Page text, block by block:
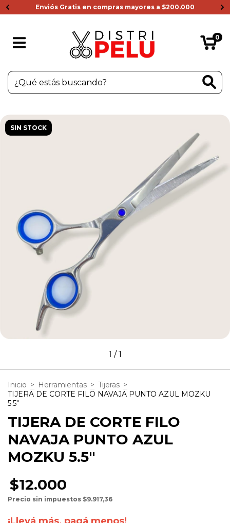
Enviós Gratis en compras mayores a $200.000
0
SIN STOCK
1 /1
Inicio > Herramientas > Tijeras >
TIJERA DE CORTE FILO NAVAJA PUNTO AZUL MOZKU
5.5"
TIJERA DE CORTE FILO
NAVAJA PUNTO AZUL
MOZKU 5.5"
$12.000
Precio sin impuestos $9.917,36